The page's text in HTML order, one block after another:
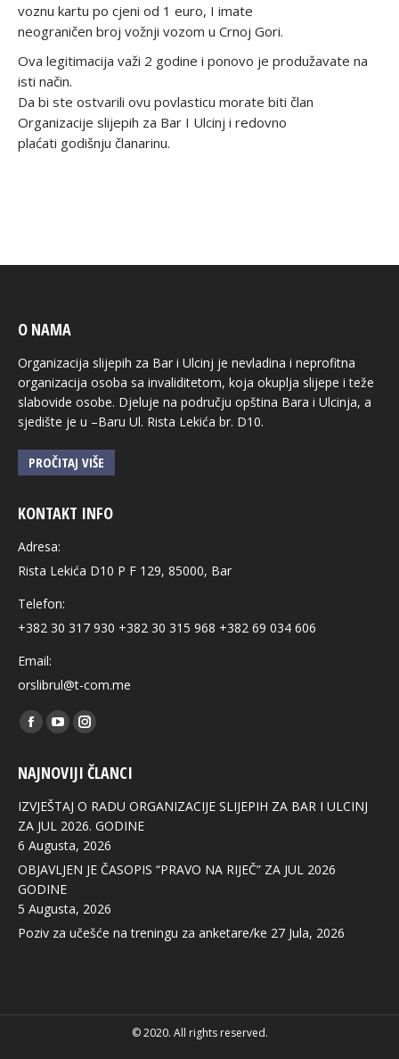
voznu kartu po cjeni od 1 euro, I imate
neograničen broj vožnji vozom u Crnoj Gori.
Ova legitimacija važi 2 godine i ponovo je produžavate na
isti način.
Da bi ste ostvarili ovu povlasticu morate biti član
Organizacije slijepih za Bar I Ulcinj i redovno
plaćati godišnju članarinu.
O NAMA
Organizacija slijepih za Bar i Ulcinj je nevladina i neprofitna
organizacija osoba sa invaliditetom, koja okuplja slijepe i teže
slabovide osobe. Djeluje na području opština Bara i Ulcinja, a
sjedište je u –Baru Ul. Rista Lekića br. D10.
PROČITAJ VIŠE
KONTAKT INFO
Adresa:
Rista Lekića D10 P F 129, 85000, Bar
Telefon:
+382 30 317 930 +382 30 315 968 +382 69 034 606
Email:
orslibrul@t-com.me
Find us on:
Facebook
opens
in
new
window
YouTube
opens
in
new
window
Instagram
opens
in
new
window
NAJNOVIJI ČLANCI
IZVJEŠTAJ O RADU ORGANIZACIJE SLIJEPIH ZA BAR I ULCINJ
ZA JUL 2026. GODINE
6 Augusta, 2026
OBJAVLJEN JE ČASOPIS “PRAVO NA RIJEČ” ZA JUL 2026
GODINE
5 Augusta, 2026
Poziv za učešće na treningu za anketare/ke 27 Jula, 2026
© 2020. All rights reserved.